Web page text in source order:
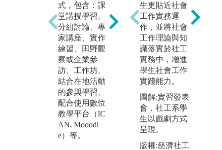
式，包含：課
堂講授學習、
分組討論、專
家講座、實作
練習、田野觀
察或企業參
訪、工作坊、
結合在地活動
的參與學習、
配合使用數位
教學平台（IC
AN, Mooodl
e）等。
數位影音製作
業師課群：大
愛台專業業師
課群開設「數
位影音製
作」、「數位
位內容製作實
務」、「圖文
編輯」、「劇
本寫作」、
「劇情片製
生更貼近社會
工作實務運
作，並將社會
工作理論與知
識落實於社工
實務中，增進
學生社會工作
實踐能力。
圖解:實習發表
會，社工系學
生以戲劇方式
呈現。
版權:慈濟社工